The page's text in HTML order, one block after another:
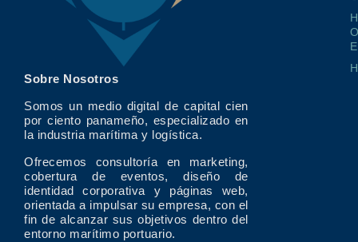
Sobre Nosotros
Somos un medio digital de capital cien
por ciento panameño, especializado en
la industria marítima y logística.
Ofrecemos consultoría en marketing,
cobertura de eventos, diseño de
identidad corporativa y páginas web,
orientada a impulsar su empresa, con el
fin de alcanzar sus objetivos dentro del
entorno marítimo portuario.